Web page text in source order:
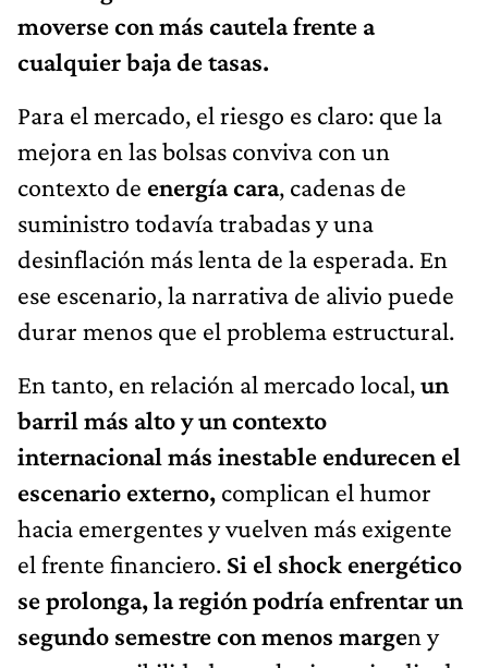
moverse con más cautela frente a
cualquier baja de tasas.
Para el mercado, el riesgo es claro: que la
mejora en las bolsas conviva con un
contexto de energía cara, cadenas de
suministro todavía trabadas y una
desinflación más lenta de la esperada. En
ese escenario, la narrativa de alivio puede
durar menos que el problema estructural.
En tanto, en relación al mercado local,un
barril más alto y un contexto
internacional más inestable endurecen el
escenario externo, complican el humor
hacia emergentes y vuelven más exigente
el frente financiero. Si el shock energético
se prolonga, la región podría enfrentar un
segundo semestre con menos margen y